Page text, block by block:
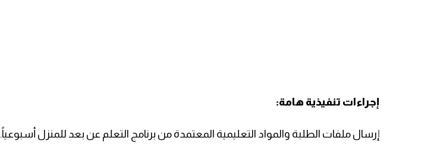
إجراءات تنفيذية هامة:
إرسال ملفات الطلبة والمواد التعليمية المعتمدة من برنامج التعلم عن بعد للمنزل أسبوعياً.